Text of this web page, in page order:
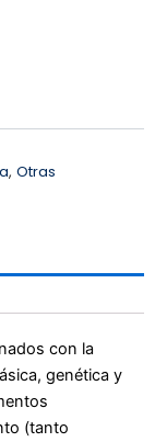
, Otras
con la
genética y
(tanto